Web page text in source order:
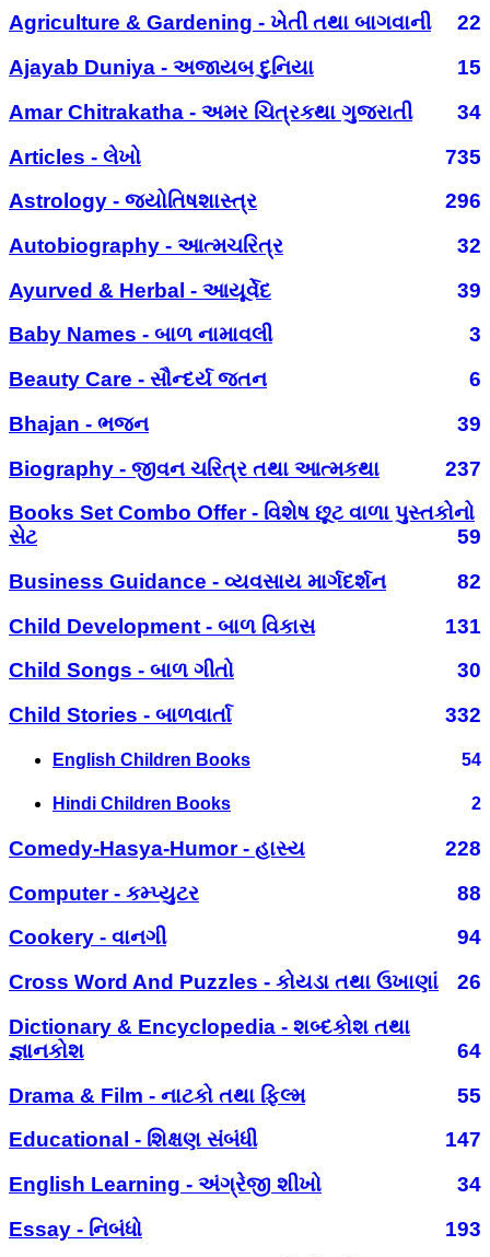
Agriculture & Gardening - ખેતી તથા બાગવાની
22
Ajayab Duniya - અજાયબ દુનિયા
15
Amar Chitrakatha - અમર ચિત્રકથા ગુજરાતી
34
Articles - લેખો
735
Astrology - જ્યોતિષશાસ્ત્ર
296
Autobiography - આત્મચરિત્ર
32
Ayurved & Herbal - આયૂર્વેદ
39
Baby Names - બાળ નામાવલી
3
Beauty Care - સૌન્દર્ય જતન
6
Bhajan - ભજન
39
Biography - જીવન ચરિત્ર તથા આત્મકથા
237
Books Set Combo Offer - વિશેષ છૂટ વાળા પુસ્તકોનો
સેટ
59
Business Guidance - વ્યવસાય માર્ગદર્શન
82
Child Development - બાળ વિકાસ
131
Child Songs - બાળ ગીતો
30
Child Stories - બાળવાર્તા
332
English Children Books 54
Hindi Children Books 2
Comedy-Hasya-Humor - હાસ્ય
228
Computer - કમ્પ્યુટર
88
Cookery - વાનગી
94
Cross Word And Puzzles - કોયડા તથા ઉખાણાં
26
Dictionary & Encyclopedia - શબ્દકોશ તથા
જ્ઞાનકોશ
64
Drama & Film - નાટકો તથા ફિલ્મ
55
Educational - શિક્ષણ સંબંધી
147
English Learning - અંગ્રેજી શીખો
34
Essay - નિબંધો
193